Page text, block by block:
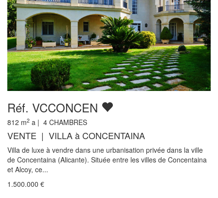
Réf. VCCONCEN
812 m2 a | 4 CHAMBRES
VENTE | VILLA à CONCENTAINA
Villa de luxe à vendre dans une urbanisation privée dans la ville
de Concentaina (Alicante). Située entre les villes de Concentaina
et Alcoy, ce...
1.500.000 €